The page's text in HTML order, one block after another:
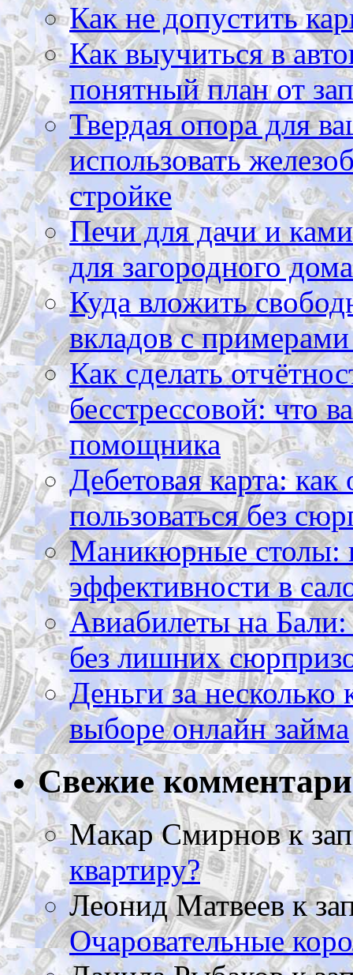
Как не допустить
Как выучиться в
понятный план от
Твердая опора для
использовать
стройке
Печи для дачи и
для загородного дома
Куда вложить
вкладов с
Как сделать
бесстрессовой: что
помощника
Дебетовая карта:
пользоваться без
Маникюрные столы:
эффективности в
Авиабилеты на Бали:
без лишних
Деньги за
выборе онлайн займа
Свежие
Макар Смирновк
квартиру?
Леонид Матвеевк
Очаровательные